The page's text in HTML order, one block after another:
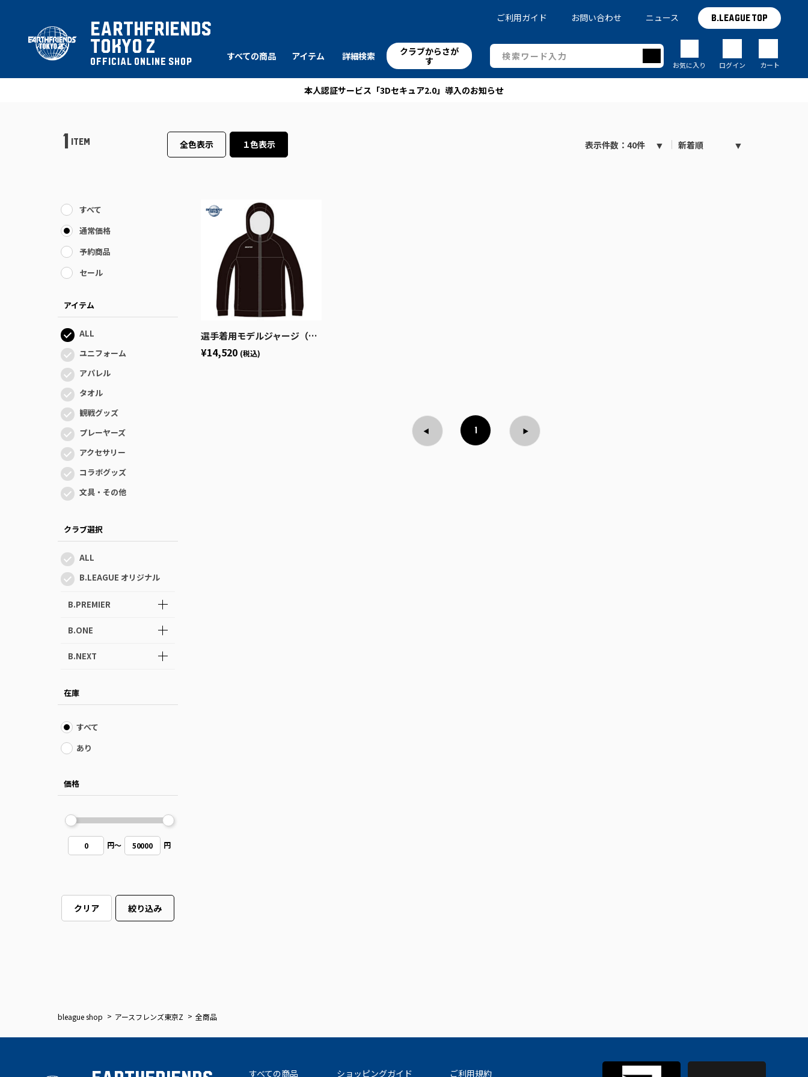
EARTHFRIENDS
TOKYO Z
OFFICIAL ONLINE SHOP すべての商品 アイテム 詳細検索
クラブからさが
す
ご利用ガイド お問い合わせ ニュース B.LEAGUE TOP
お気に入り ログイン カート
本人認証サービス「3Dセキュア2.0」導入のお知らせ
1 ITEM 全色表示 １色表示 表示件数：40件 新着順
すべて
通常価格
予約商品
セール
アイテム
ALL
ユニフォーム
アパレル
タオル
観戦グッズ
プレーヤーズ
アクセサリー
コラボグッズ
文具・その他
クラブ選択
ALL
B.LEAGUE オリジナル
B.PREMIER
B.ONE
B.NEXT
在庫
すべて
あり
価格
0 円～ 50000 円
クリア 絞り込み
選手着用モデルジャージ（上）
¥14,520 (税込)
1
bleague shop アースフレンズ東京Z 全商品
すべての商品 ショッピングガイド ご利用規約